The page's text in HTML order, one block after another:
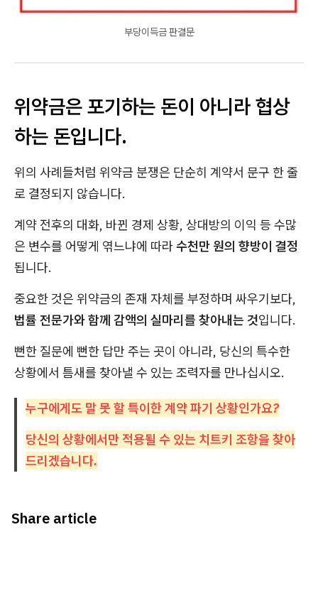
부당이득금 판결문
위약금은 포기하는 돈이 아니라 협상
하는 돈입니다.
위의 사례들처럼 위약금 분쟁은 단순히 계약서 문구 한 줄
로 결정되지 않습니다.
계약 전후의 대화, 바뀐 경제 상황, 상대방의 이익 등 수많
은 변수를 어떻게 엮느냐에 따라수천만 원의 향방이 결정
됩니다.
중요한 것은 위약금의 존재 자체를 부정하며 싸우기보다,
법률 전문가와 함께 감액의 실마리를 찾아내는 것입니다.
뻔한 질문에 뻔한 답만 주는 곳이 아니라, 당신의 특수한
상황에서 틈새를 찾아낼 수 있는 조력자를 만나십시오.
누구에게도 말 못 할 특이한 계약 파기 상황인가요?
당신의 상황에서만 적용될 수 있는 치트키 조항을 찾아
드리겠습니다.
Share article